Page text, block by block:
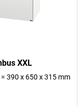
XXL
= 390 x 650 x 315 mm